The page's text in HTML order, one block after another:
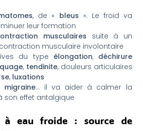
, de « bleus ». Le froid va
leur formation
musculaires suite à un
musculaire involontaire
du type élongation, déchirure
, tendinite, douleurs articulaires
, luxations
… il va aider à calmer la
son effet antalgique
à eau froide : source de